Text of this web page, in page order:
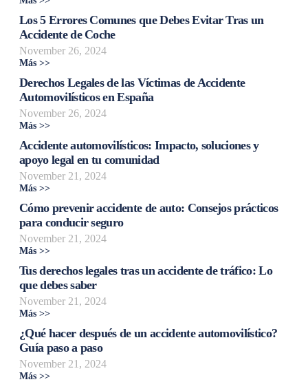
Los 5 Errores Comunes que Debes Evitar Tras un
Accidente de Coche
November 26, 2024
Más >>
Derechos Legales de las Víctimas de Accidente
Automovilísticos en España
November 26, 2024
Más >>
Accidente automovilísticos: Impacto, soluciones y
apoyo legal en tu comunidad
November 21, 2024
Más >>
Cómo prevenir accidente de auto: Consejos prácticos
para conducir seguro
November 21, 2024
Más >>
Tus derechos legales tras un accidente de tráfico: Lo
que debes saber
November 21, 2024
Más >>
¿Qué hacer después de un accidente automovilístico?
Guía paso a paso
November 21, 2024
Más >>